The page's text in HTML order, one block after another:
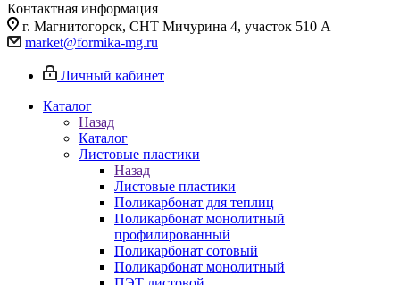
Контактная информация
г. Магнитогорск, СНТ Мичурина 4, участок 510 А
market@formika-mg.ru
Личный кабинет
Каталог
Назад
Каталог
Листовые пластики
Назад
Листовые пластики
Поликарбонат для теплиц
Поликарбонат монолитный
профилированный
Поликарбонат сотовый
Поликарбонат монолитный